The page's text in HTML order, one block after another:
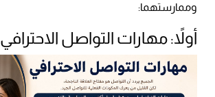
وممارستهما:
أولاً: مهارات التواصل الاحترافي